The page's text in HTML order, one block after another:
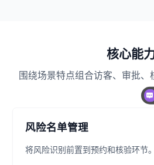
核心能
围绕场景特点组合访客、审批
风险名单管理
将风险识别前置到预约和核验环节。